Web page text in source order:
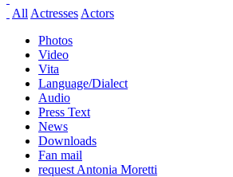
All Actresses Actors
Photos
Video
Vita
Language/Dialect
Audio
Press Text
News
Downloads
Fan mail
request Antonia Moretti